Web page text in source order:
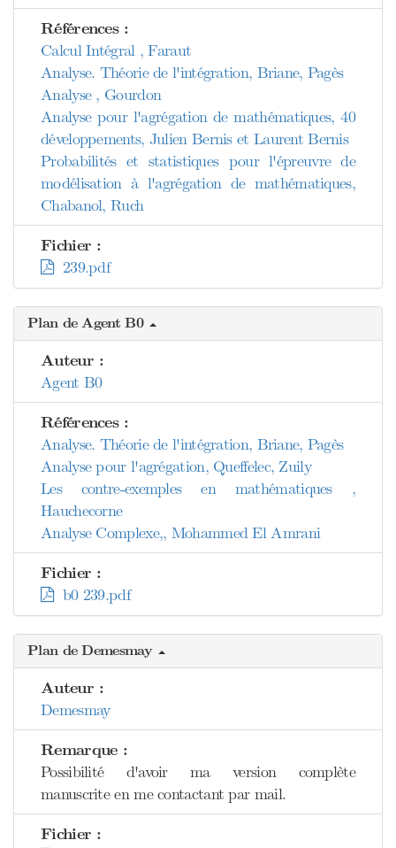
Références :
Calcul Intégral , Faraut
Analyse. Théorie de l'intégration, Briane, Pagès
Analyse , Gourdon
Analyse pour l'agrégation de mathématiques, 40
développements, Julien Bernis et Laurent Bernis
Probabilités et statistiques pour l'épreuvre de
modélisation à l'agrégation de mathématiques,
Chabanol, Ruch
Fichier :
239.pdf
Plan de Agent B0
Auteur :
Agent B0
Références :
Analyse. Théorie de l'intégration, Briane, Pagès
Analyse pour l'agrégation, Queffelec, Zuily
Les contre-exemples en mathématiques ,
Hauchecorne
Analyse Complexe,, Mohammed El Amrani
Fichier :
b0 239.pdf
Plan de Demesmay
Auteur :
Demesmay
Remarque :
Possibilité d'avoir ma version complète
manuscrite en me contactant par mail.
Fichier :